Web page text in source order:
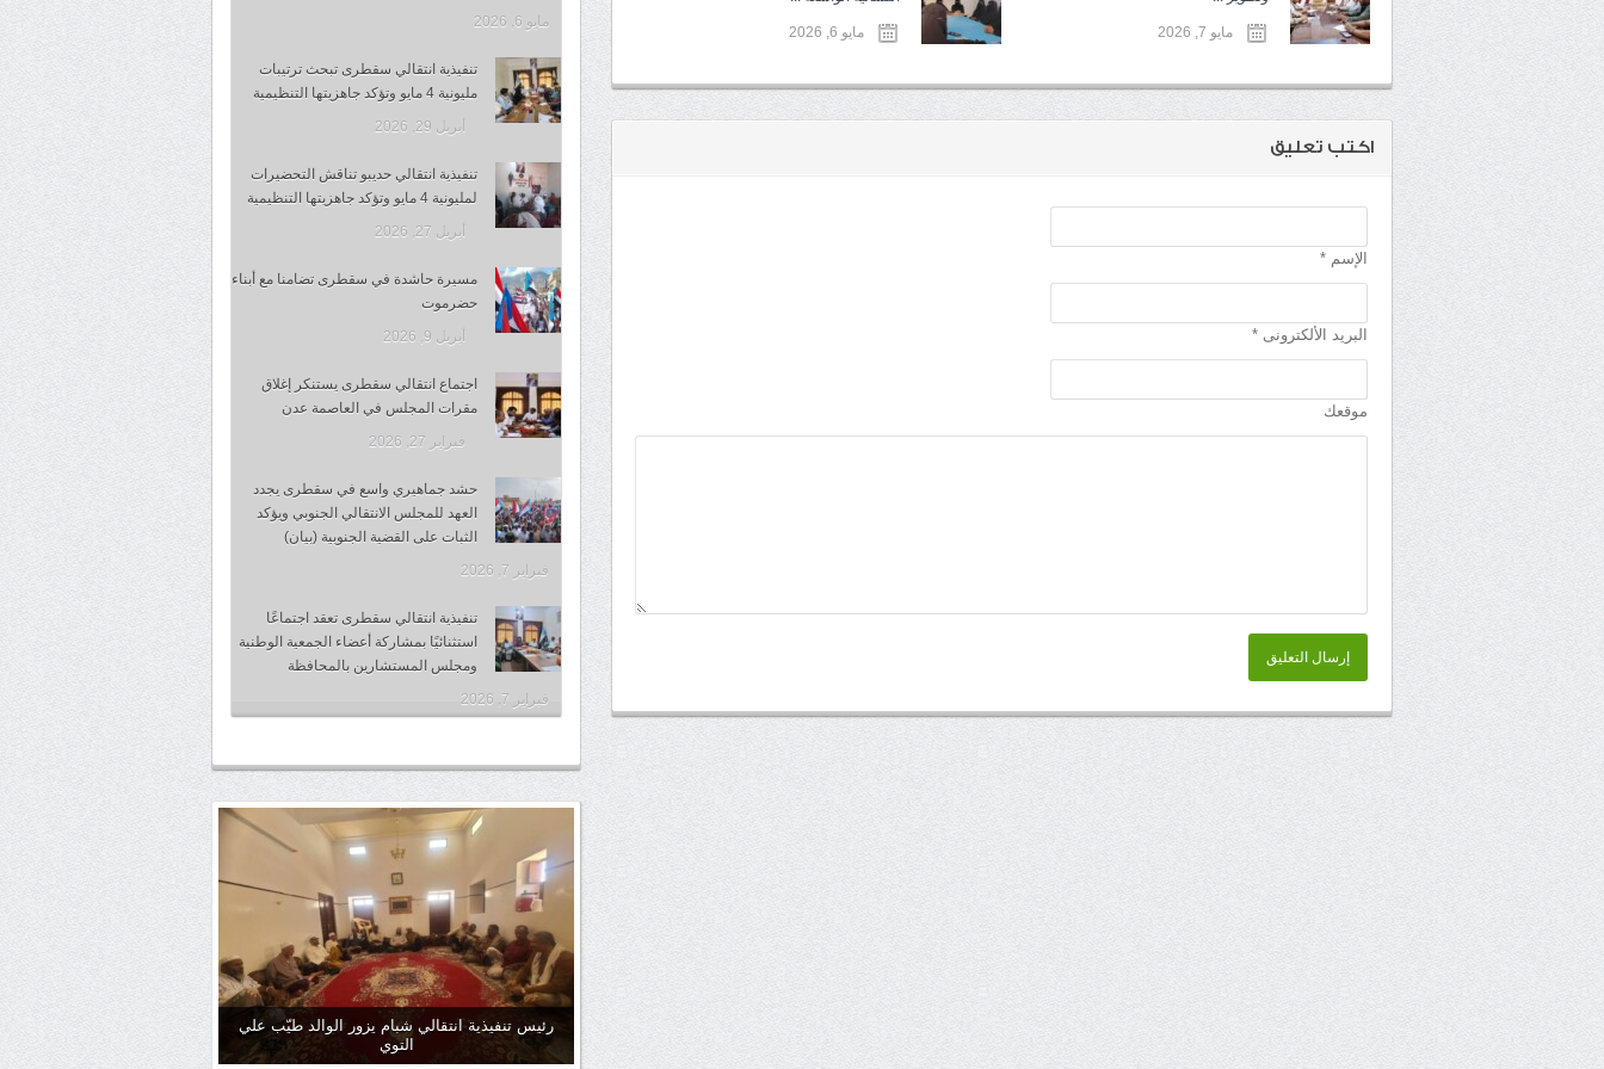
مايو 7, 2026 مايو 6, 2026
اكتب تعليق
الإسم *
البريد الألكترونى *
موقعك
إرسال التعليق
مايو 6, 2026
تنفيذية انتقالي سقطرى تبحث ترتيبات
مليونية 4 مايو وتؤكد جاهزيتها التنظيمية
أبريل 29, 2026
تنفيذية انتقالي حديبو تناقش التحضيرات
لمليونية 4 مايو وتؤكد جاهزيتها التنظيمية
أبريل 27, 2026
مسيرة حاشدة في سقطرى تضامنا مع أبناء
حضرموت
أبريل 9, 2026
اجتماع انتقالي سقطرى يستنكر إغلاق
مقرات المجلس في العاصمة عدن
فبراير 27, 2026
حشد جماهيري واسع في سقطرى يجدد
العهد للمجلس الانتقالي الجنوبي ويؤكد
الثبات على القضية الجنوبية (بيان)
فبراير 7, 2026
تنفيذية انتقالي سقطرى تعقد اجتماعًا
استثنائيًا بمشاركة أعضاء الجمعية الوطنية
ومجلس المستشارين بالمحافظة
فبراير 7, 2026
رئيس تنفيذية انتقالي شبام يزور الوالد طيّب علي
التوي